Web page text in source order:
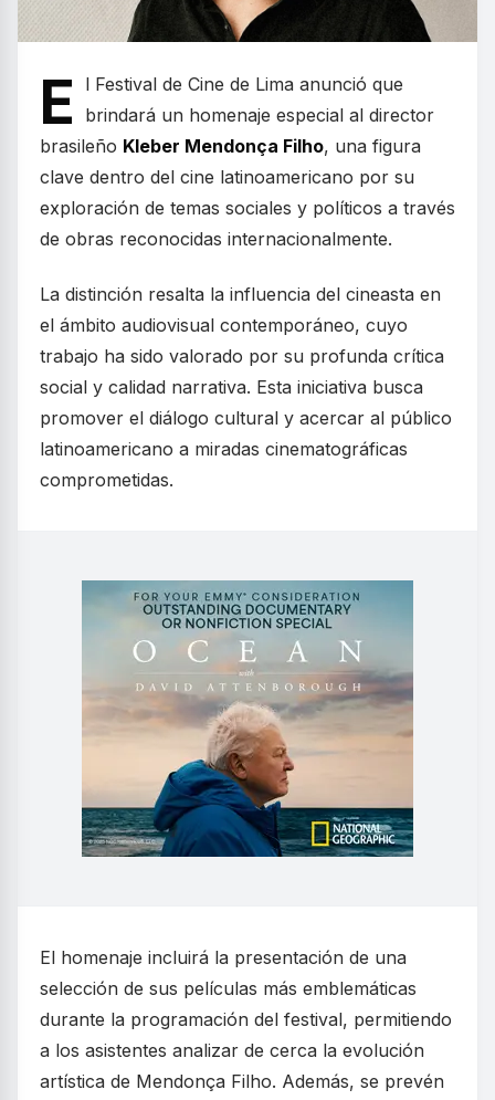
E
l Festival de Cine de Lima anunció que
brindará un homenaje especial al director
brasileño Kleber Mendonça Filho, una figura
clave dentro del cine latinoamericano por su
exploración de temas sociales y políticos a través
de obras reconocidas internacionalmente.
La distinción resalta la influencia del cineasta en
el ámbito audiovisual contemporáneo, cuyo
trabajo ha sido valorado por su profunda crítica
social y calidad narrativa. Esta iniciativa busca
promover el diálogo cultural y acercar al público
latinoamericano a miradas cinematográficas
comprometidas.
El homenaje incluirá la presentación de una
selección de sus películas más emblemáticas
durante la programación del festival, permitiendo
a los asistentes analizar de cerca la evolución
artística de Mendonça Filho. Además, se prevén